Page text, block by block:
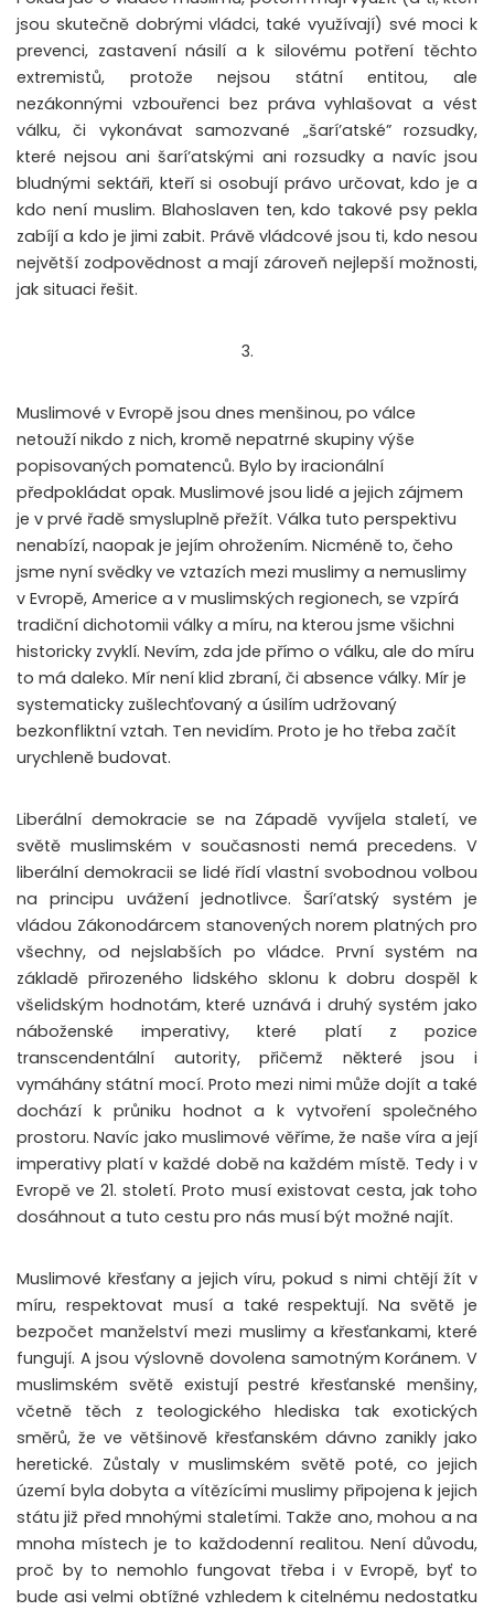
jsou skutečně dobrými vládci, také využívají) své moci k
prevenci, zastavení násilí a k silovému potření těchto
extremistů, protože nejsou státní entitou, ale
nezákonnými vzbouřenci bez práva vyhlašovat a vést
válku, či vykonávat samozvané „šarí’atské” rozsudky,
které nejsou ani šarí’atskými ani rozsudky a navíc jsou
bludnými sektáři, kteří si osobují právo určovat, kdo je a
kdo není muslim. Blahoslaven ten, kdo takové psy pekla
zabíjí a kdo je jimi zabit. Právě vládcové jsou ti, kdo nesou
největší zodpovědnost a mají zároveň nejlepší možnosti,
jak situaci řešit.
3.
Muslimové v Evropě jsou dnes menšinou, po válce
netouží nikdo z nich, kromě nepatrné skupiny výše
popisovaných pomatenců. Bylo by iracionální
předpokládat opak. Muslimové jsou lidé a jejich zájmem
je v prvé řadě smysluplně přežít. Válka tuto perspektivu
nenabízí, naopak je jejím ohrožením. Nicméně to, čeho
jsme nyní svědky ve vztazích mezi muslimy a nemuslimy
v Evropě, Americe a v muslimských regionech, se vzpírá
tradiční dichotomii války a míru, na kterou jsme všichni
historicky zvyklí. Nevím, zda jde přímo o válku, ale do míru
to má daleko. Mír není klid zbraní, či absence války. Mír je
systematicky zušlechťovaný a úsilím udržovaný
bezkonfliktní vztah. Ten nevidím. Proto je ho třeba začít
urychleně budovat.
Liberální demokracie se na Západě vyvíjela staletí, ve
světě muslimském v současnosti nemá precedens. V
liberální demokracii se lidé řídí vlastní svobodnou volbou
na principu uvážení jednotlivce. Šarí’atský systém je
vládou Zákonodárcem stanovených norem platných pro
všechny, od nejslabších po vládce. První systém na
základě přirozeného lidského sklonu k dobru dospěl k
všelidským hodnotám, které uznává i druhý systém jako
náboženské imperativy, které platí z pozice
transcendentální autority, přičemž některé jsou i
vymáhány státní mocí.Proto mezi nimi může dojít a také
dochází k průniku hodnot a k vytvoření společného
prostoru. Navíc jako muslimové věříme, že naše víra a její
imperativy platí v každé době na každém místě. Tedy i v
Evropě ve 21. století. Proto musí existovat cesta, jak toho
dosáhnout a tuto cestu pro nás musí být možné najít.
Muslimové křesťany a jejich víru, pokud s nimi chtějí žít v
míru, respektovat musí a také respektují. Na světě je
bezpočet manželství mezi muslimy a křesťankami, které
fungují. A jsou výslovně dovolena samotným Koránem. V
muslimském světě existují pestré křesťanské menšiny,
včetně těch z teologického hlediska tak exotických
směrů, že ve většinově křesťanském dávno zanikly jako
heretické. Zůstaly v muslimském světě poté, co jejich
území byla dobyta a vítězícími muslimy připojena k jejich
státu již před mnohými staletími. Takže ano, mohou a na
mnoha místech je to každodenní realitou. Není důvodu,
proč by to nemohlo fungovat třeba i v Evropě, byť to
bude asi velmi obtížné vzhledem k citelnému nedostatku